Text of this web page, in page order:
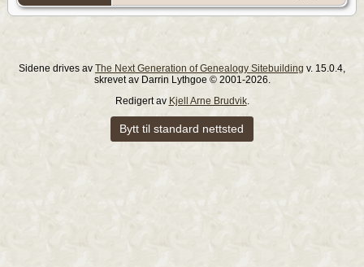
Sidene drives av The Next Generation of Genealogy Sitebuilding v. 15.0.4,
skrevet av Darrin Lythgoe © 2001-2026.
Redigert av Kjell Arne Brudvik.
Bytt til standard nettsted